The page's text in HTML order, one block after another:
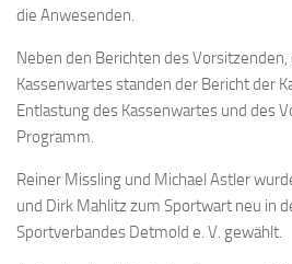
die Anwesenden.
Neben den Berichten des
Kassenwartes standen der Bericht der
Entlastung des Kassenwartes und des
Programm.
Reiner Missling und Michael Astler
und Dirk Mahlitz zum Sportwart neu in
Sportverbandes Detmold e. V. gewählt.